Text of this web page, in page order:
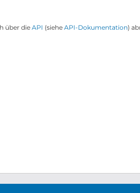
über die API (siehe API-Dokumentation)